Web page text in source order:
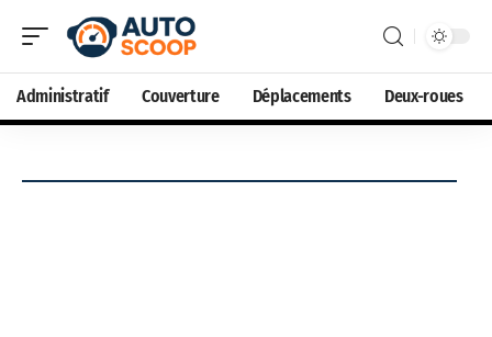
Administratif Couverture Déplacements Deux-roues